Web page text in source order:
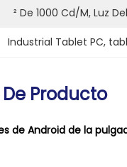
² De 1000 Cd/m, Luz
Industrial Tablet PC,
Producto
de Android de la